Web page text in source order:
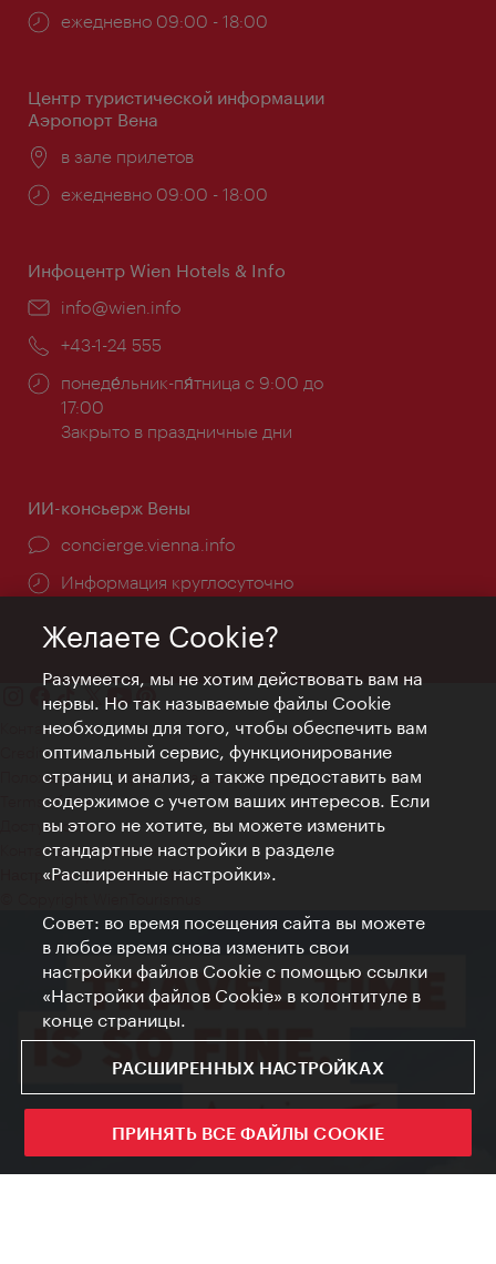
Часы
ежедневно 09:00 - 18:00
Центр туристической информации
Аэропорт Вена
Расположение:
в зале прилетов
Часы
ежедневно 09:00 - 18:00
Инфоцентр Wien Hotels & Info
Эл.
info@wien.info
Телефон:
+43-1-24 555
Часы
работы:
понеде́льник-пя́тница с 9:00 до
17:00
Закрыто в праздничные дни
ИИ-консьерж Вены
concierge.vienna.info
Информация круглосуточно
Контакт
Credits
Положение о конфиденциальности
Terms of Use
Доступность
Контакты для прессы
Настройки файлов Cookie
Желаете Cookie?
Разумеется, мы не хотим действовать вам на
нервы. Но так называемые файлы Cookie
необходимы для того, чтобы обеспечить вам
оптимальный сервис, функционирование
страниц и анализ, а также предоставить вам
содержимое с учетом ваших интересов. Если
вы этого не хотите, вы можете изменить
стандартные настройки в разделе
«Расширенные настройки».
Совет: во время посещения сайта вы можете
в любое время снова изменить свои
настройки файлов Cookie с помощью ссылки
«Настройки файлов Cookie» в колонтитуле в
конце страницы.
РАСШИРЕННЫХ НАСТРОЙКАХ
ПРИНЯТЬ ВСЕ ФАЙЛЫ COOKIE